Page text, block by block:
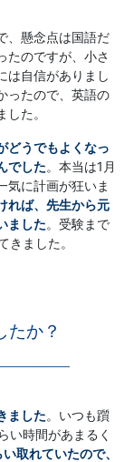
、懸念点は国語だ
たのですが、小さ
は自信がありまし
ったので、英語の
た。
どうでもよくなっ
でした。本当は1月
気に計画が狂いま
れば、先生から元
ました。受験まで
ました。
たか？
ました。いつも躓
い時間があまるく
取れていたので、